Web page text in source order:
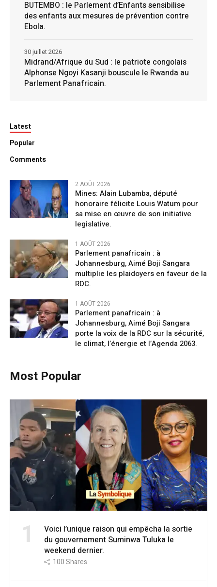
BUTEMBO : le Parlement d’Enfants sensibilise
des enfants aux mesures de prévention contre
Ebola.
Midrand/Afrique du Sud : le patriote congolais
Alphonse Ngoyi Kasanji bouscule le Rwanda au
Parlement Panafricain.
30 juillet 2026
Latest
Popular
Comments
2 AOÛT 2026
Mines: Alain Lubamba, député
honoraire félicite Louis Watum pour
sa mise en œuvre de son initiative
legislative.
1 AOÛT 2026
Parlement panafricain : à
Johannesburg, Aimé Boji Sangara
multiplie les plaidoyers en faveur de la
RDC.
1 AOÛT 2026
Parlement panafricain : à
Johannesburg, Aimé Boji Sangara
porte la voix de la RDC sur la sécurité,
le climat, l’énergie et l’Agenda 2063.
Most Popular
1
Voici l’unique raison qui empêcha la sortie
du gouvernement Suminwa Tuluka le
weekend dernier.
100Shares